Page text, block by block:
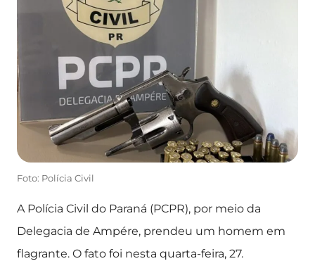
Foto: Polícia Civil
A Polícia Civil do Paraná (PCPR), por meio da
Delegacia de Ampére, prendeu um homem em
flagrante. O fato foi nesta quarta-feira, 27.